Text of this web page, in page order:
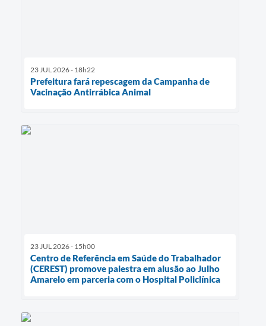
23 JUL 2026 - 18h22
Prefeitura fará repescagem da Campanha de
Vacinação Antirrábica Animal
23 JUL 2026 - 15h00
Centro de Referência em Saúde do Trabalhador
(CEREST) promove palestra em alusão ao Julho
Amarelo em parceria com o Hospital Policlínica